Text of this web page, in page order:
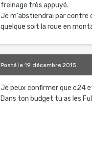
freinage très appuyé.
Je m'abstiendrai par contre
quelque soit la roue en
Postéle 19 décembre 2015
Je peux confirmer que c24
Dans ton budget tu as les